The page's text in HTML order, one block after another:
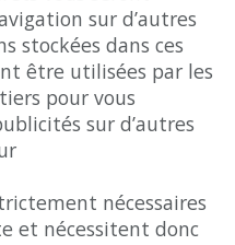
sur d’autres
stockées dans ces
être utilisées par les
pour vous
sur d’autres
nécessaires
et nécessitent donc